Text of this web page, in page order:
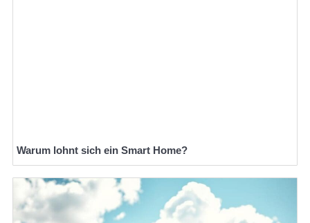
Warum lohnt sich ein Smart Home?